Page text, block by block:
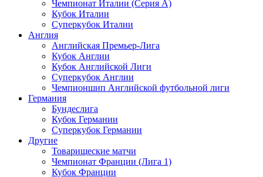
Чемпионат Италии (Серия А)
Кубок Италии
Суперкубок Италии
Англия
Английская Премьер-Лига
Кубок Англии
Кубок Английской Лиги
Суперкубок Англии
Чемпионшип Английской футбольной лиги
Германия
Бундеслига
Кубок Германии
Суперкубок Германии
Другие
Товарищеские матчи
Чемпионат Франции (Лига 1)
Кубок Франции